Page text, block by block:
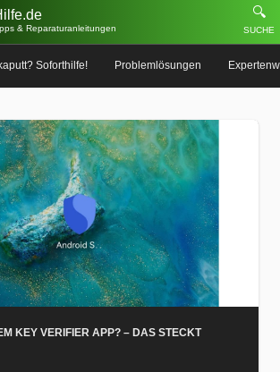
& Reparaturanleitungen
🔍
SUCHE
Soforthilfe! Problemlösungen
KEY VERIFIER APP? – DAS STECKT